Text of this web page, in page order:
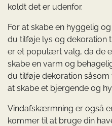
koldt det er udenfor.
For at skabe en hyggelig
du tilføje lys og dekoration
er et populært valg, da de
skabe en varm og
du tilføje dekoration
at skabe et bjergende og
Vindafskærmning er også
kommer til at bruge din